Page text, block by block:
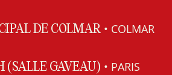
DE COLMAR • COLMAR
(SALLE GAVEAU) • PARIS